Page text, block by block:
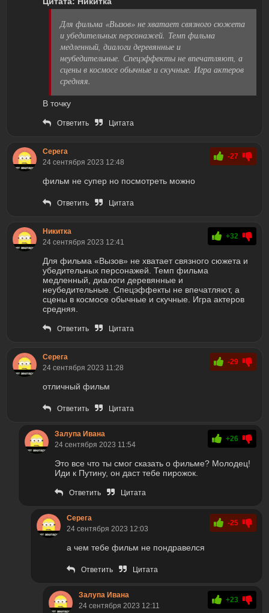
Для фильма «Вызов» не хватает связного сюжета
и убедительных персонажей. Темп фильма
медленный, диалоги деревянные и
неубедительные. Спецэффекты не впечатляют, а
сцены в космосе обычные и скучные. Игра актеров
средняя.
В точку
Ответить Цитата
Серега
24 сентября 2023 12:48
-27
фильм не супер но посмотреть можно
Ответить Цитата
Никитка
24 сентября 2023 12:41
+32
Для фильма «Вызов» не хватает связного сюжета и
убедительных персонажей. Темп фильма
медленный, диалоги деревянные и
неубедительные. Спецэффекты не впечатляют, а
сцены в космосе обычные и скучные. Игра актеров
средняя.
Ответить Цитата
Серега
24 сентября 2023 11:28
-29
отличный фильм
Ответить Цитата
Залупа Ивана
24 сентября 2023 11:54
+26
Это все что ты смог сказать о фильме? Молодец!
Иди к Путину, он даст тебе пирожок.
Ответить Цитата
Серега
24 сентября 2023 12:03
-25
а чем тебе фильм не пондравелся
Ответить Цитата
Залупа Ивана
24 сентября 2023 12:11
+23